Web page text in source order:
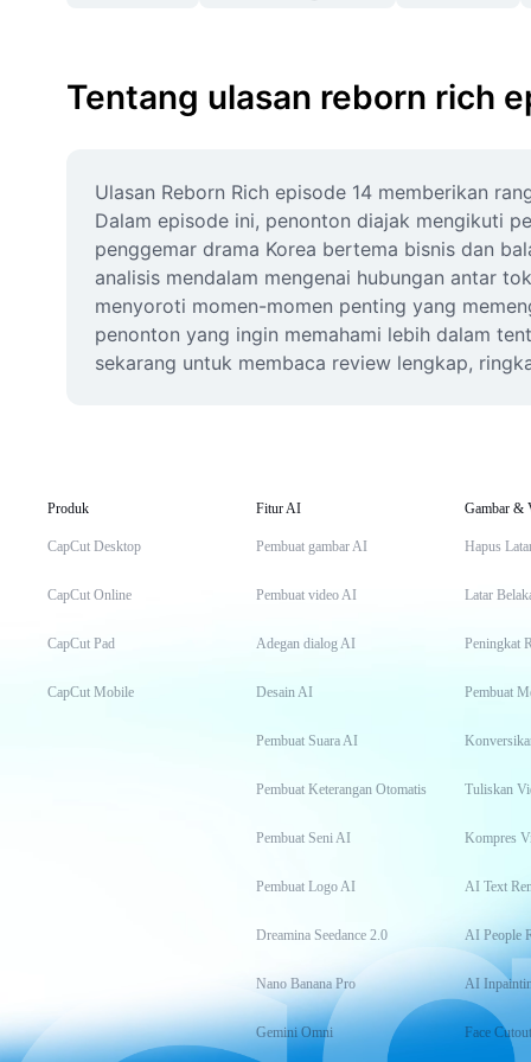
Tentang ulasan reborn rich
Ulasan Reborn Rich episode 14 memberikan
Dalam episode ini, penonton diajak mengikuti
penggemar drama Korea bertema bisnis dan
analisis mendalam mengenai hubungan antar
menyoroti momen-momen penting yang
penonton yang ingin memahami lebih dalam
sekarang untuk membaca review lengkap,
Produk
CapCut Desktop
CapCut Online
CapCut Pad
CapCut Mobile
Fitur AI
Pembuat gambar AI
Pembuat video AI
Adegan dialog AI
Desain AI
Pembuat Suara AI
Pembuat Keterangan Otomatis
Pembuat Seni AI
Pembuat Logo AI
Dreamina Seedance 2.0
Nano Banana Pro
Gemini Omni
Gambar &
Hapus
Latar
Peningkat
Pembuat
Tuliskan
Kompres
AI Text
AI People
AI
Face Cutout